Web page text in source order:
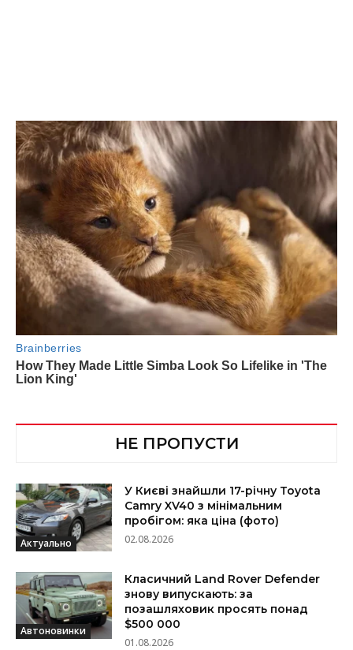
НЕ ПРОПУСТИ
Актуально
У Києві знайшли 17-річну Toyota
Camry XV40 з мінімальним
пробігом: яка ціна (фото)
02.08.2026
Автоновинки
Класичний Land Rover Defender
знову випускають: за
позашляховик просять понад
$500 000
01.08.2026